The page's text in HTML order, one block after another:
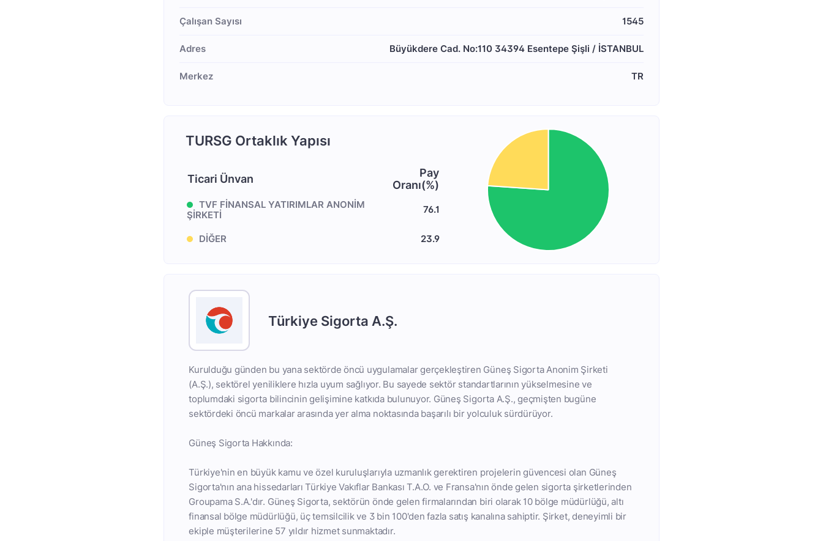
Çalışan Sayısı 1545
Adres Büyükdere Cad. No:110 34394 Esentepe Şişli / İSTANBUL
Merkez TR
TURSG Ortaklık Yapısı
Ticari Ünvan
Pay
Oranı(%)
TVF FİNANSAL YATIRIMLAR ANONİM
ŞİRKETİ
76.1
DİĞER 23.9
Türkiye Sigorta A.Ş.
Kurulduğu günden bu yana sektörde öncü uygulamalar gerçekleştiren Güneş Sigorta Anonim Şirketi
(A.Ş.), sektörel yeniliklere hızla uyum sağlıyor. Bu sayede sektör standartlarının yükselmesine ve
toplumdaki sigorta bilincinin gelişimine katkıda bulunuyor. Güneş Sigorta A.Ş., geçmişten bugüne
sektördeki öncü markalar arasında yer alma noktasında başarılı bir yolculuk sürdürüyor.
Güneş Sigorta Hakkında:
Türkiye'nin en büyük kamu ve özel kuruluşlarıyla uzmanlık gerektiren projelerin güvencesi olan Güneş
Sigorta'nın ana hissedarları Türkiye Vakıflar Bankası T.A.O. ve Fransa'nın önde gelen sigorta şirketlerinden
Groupama S.A.'dır. Güneş Sigorta, sektörün önde gelen firmalarından biri olarak 10 bölge müdürlüğü, altı
finansal bölge müdürlüğü, üç temsilcilik ve 3 bin 100'den fazla satış kanalına sahiptir. Şirket, deneyimli bir
ekiple müşterilerine 57 yıldır hizmet sunmaktadır.